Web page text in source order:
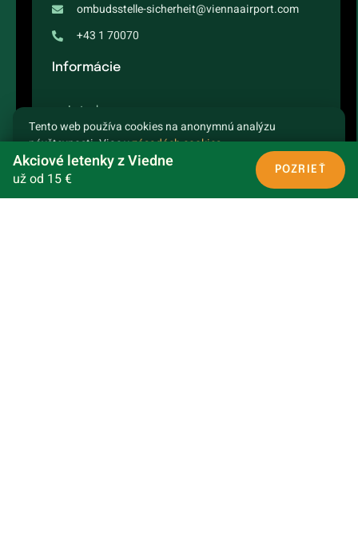
Tento web používa cookies na anonymnú analýzu
návštevnosti. Viac vzásadách cookies.
ROZUMIEM ODMIETNUŤ
ombudsstelle-sicherheit@viennaairport.com
+43 1 70070
Informácie
Letenky
Letový poriadok
Destinácie
Akciové letenky z Viedne
už od 15 € POZRIEŤ